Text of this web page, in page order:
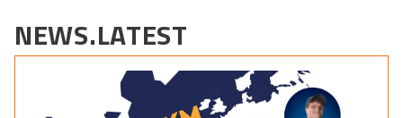
NEWS.LATEST